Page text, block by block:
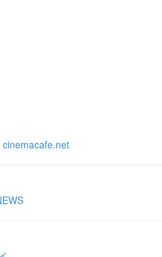
cinemacafe.net